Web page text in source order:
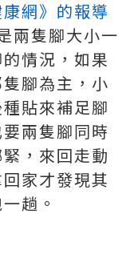
康網》的報導
兩隻腳大小一
情況，如果
腳為主，小
貼來補足腳
兩隻腳同時
，來回走動
家才發現其
趟。